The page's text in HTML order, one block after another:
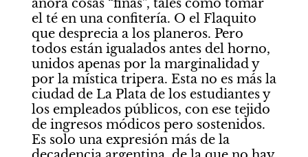
añora cosas “finas”, tales como tomar
el té en una confitería. O el Flaquito
que desprecia a los planeros. Pero
todos están igualados antes del horno,
unidos apenas por la marginalidad y
por la mística tripera. Esta no es más la
ciudad de La Plata de los estudiantes y
los empleados públicos, con ese tejido
de ingresos módicos pero sostenidos.
Es solo una expresión más de la